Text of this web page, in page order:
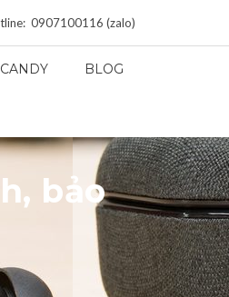
0907100116 (zalo)
BLOG
bảo